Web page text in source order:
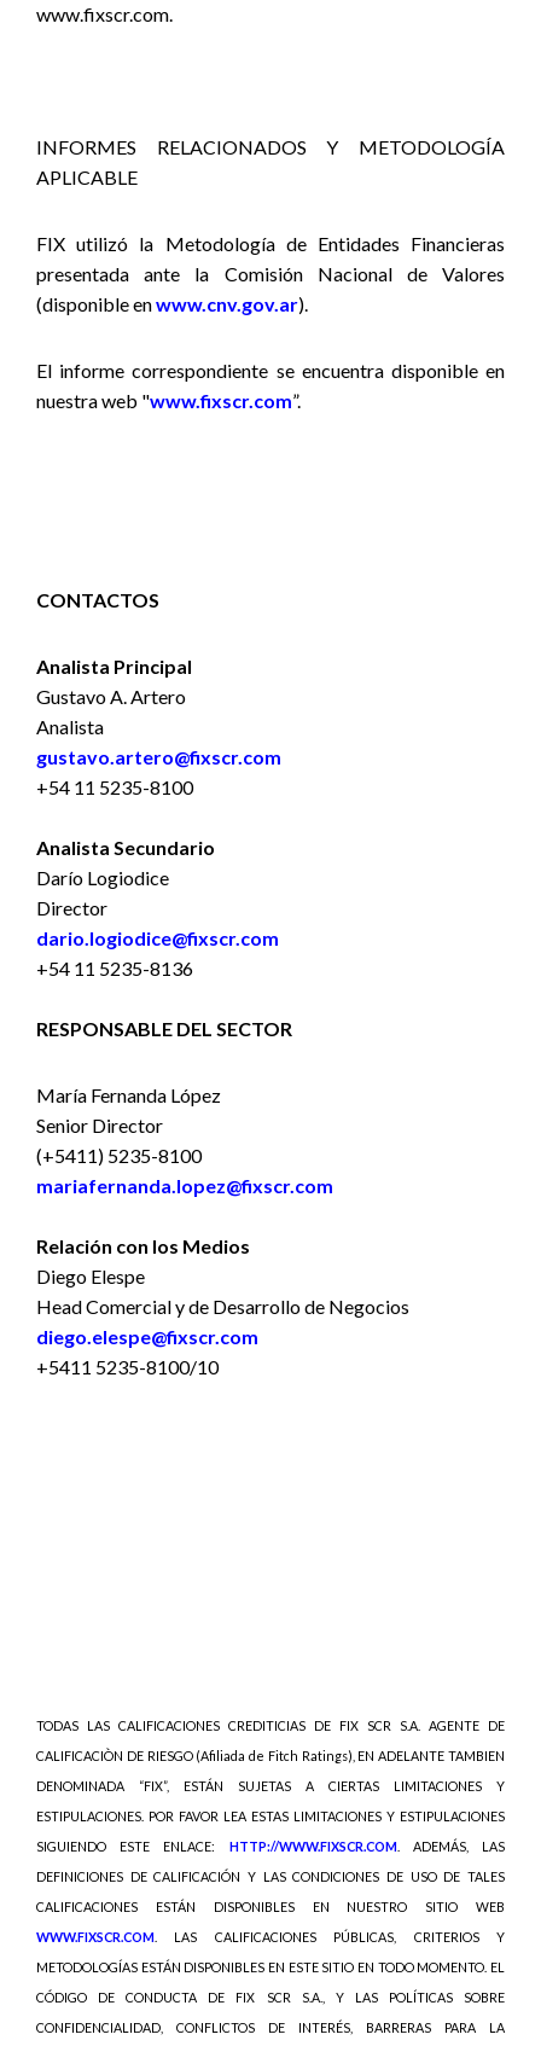
www.fixscr.com.
INFORMES RELACIONADOS Y METODOLOGÍA
APLICABLE
FIX utilizó la Metodología de Entidades Financieras
presentada ante la Comisión Nacional de Valores
(disponible enwww.cnv.gov.ar).
El informe correspondiente se encuentra disponible en
nuestra web "www.fixscr.com”.
CONTACTOS
Analista Principal
Gustavo A. Artero
Analista
gustavo.artero@fixscr.com
+54 11 5235-8100
Analista Secundario
Darío Logiodice
Director
dario.logiodice@fixscr.com
+54 11 5235-8136
RESPONSABLE DEL SECTOR
María Fernanda López
Senior Director
(+5411) 5235-8100
mariafernanda.lopez@fixscr.com
Relación con los Medios
Diego Elespe
Head Comercial y de Desarrollo de Negocios
diego.elespe@fixscr.com
+5411 5235-8100/10
TODAS LAS CALIFICACIONES CREDITICIAS DE FIX SCR S.A. AGENTE DE
CALIFICACIÒN DE RIESGO (Afiliada de Fitch Ratings), EN ADELANTE TAMBIEN
DENOMINADA “FIX”, ESTÁN SUJETAS A CIERTAS LIMITACIONES Y
ESTIPULACIONES. POR FAVOR LEA ESTAS LIMITACIONES Y ESTIPULACIONES
SIGUIENDO ESTE ENLACE: HTTP://WWW.FIXSCR.COM . ADEMÁS, LAS
DEFINICIONES DE CALIFICACIÓN Y LAS CONDICIONES DE USO DE TALES
CALIFICACIONES ESTÁN DISPONIBLES EN NUESTRO SITIO WEB
WWW.FIXSCR.COM . LAS CALIFICACIONES PÚBLICAS, CRITERIOS Y
METODOLOGÍAS ESTÁN DISPONIBLES EN ESTE SITIO EN TODO MOMENTO. EL
CÓDIGO DE CONDUCTA DE FIX SCR S.A., Y LAS POLÍTICAS SOBRE
CONFIDENCIALIDAD, CONFLICTOS DE INTERÉS, BARRERAS PARA LA